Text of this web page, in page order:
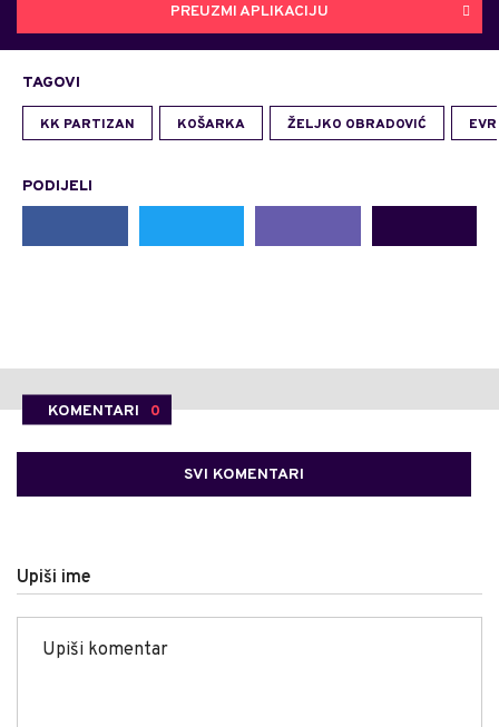
PREUZMI APLIKACIJU
TAGOVI
KK PARTIZAN KOŠARKA ŽELJKO OBRADOVIĆ
PODIJELI
KOMENTARI 0
SVI KOMENTARI
Upiši ime